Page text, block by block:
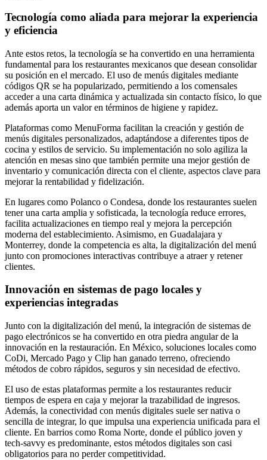
Tecnología como aliada para mejorar la experiencia
y eficiencia
Ante estos retos, la tecnología se ha convertido en una herramienta
fundamental para los restaurantes mexicanos que desean consolidar
su posición en el mercado. El uso de menús digitales mediante
códigos QR se ha popularizado, permitiendo a los comensales
acceder a una carta dinámica y actualizada sin contacto físico, lo que
además aporta un valor en términos de higiene y rapidez.
Plataformas como MenuForma facilitan la creación y gestión de
menús digitales personalizados, adaptándose a diferentes tipos de
cocina y estilos de servicio. Su implementación no solo agiliza la
atención en mesas sino que también permite una mejor gestión de
inventario y comunicación directa con el cliente, aspectos clave para
mejorar la rentabilidad y fidelización.
En lugares como Polanco o Condesa, donde los restaurantes suelen
tener una carta amplia y sofisticada, la tecnología reduce errores,
facilita actualizaciones en tiempo real y mejora la percepción
moderna del establecimiento. Asimismo, en Guadalajara y
Monterrey, donde la competencia es alta, la digitalización del menú
junto con promociones interactivas contribuye a atraer y retener
clientes.
Innovación en sistemas de pago locales y
experiencias integradas
Junto con la digitalización del menú, la integración de sistemas de
pago electrónicos se ha convertido en otra piedra angular de la
innovación en la restauración. En México, soluciones locales como
CoDi, Mercado Pago y Clip han ganado terreno, ofreciendo
métodos de cobro rápidos, seguros y sin necesidad de efectivo.
El uso de estas plataformas permite a los restaurantes reducir
tiempos de espera en caja y mejorar la trazabilidad de ingresos.
Además, la conectividad con menús digitales suele ser nativa o
sencilla de integrar, lo que impulsa una experiencia unificada para el
cliente. En barrios como Roma Norte, donde el público joven y
tech-savvy es predominante, estos métodos digitales son casi
obligatorios para no perder competitividad.